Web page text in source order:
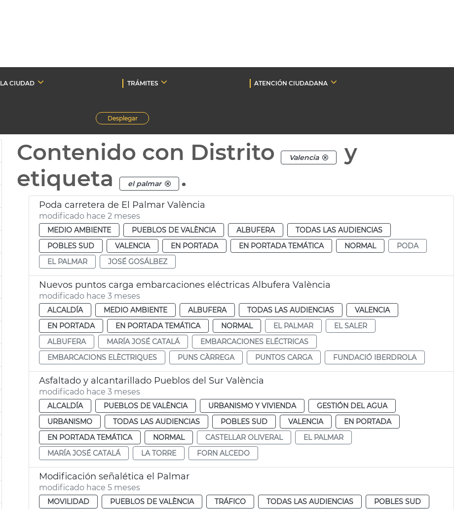
LA CIUDAD TRÁMITES
ATENCIÓN CIUDADANA
Desplegar
Contenido con Distrito Valencia
y
etiqueta
el palmar .
Poda carretera de El Palmar València
modificado hace 2 meses
MEDIO AMBIENTE PUEBLOS DE VALÈNCIA ALBUFERA
TODAS LAS AUDIENCIAS
POBLES SUD
VALENCIA EN PORTADA EN PORTADA TEMÁTICA NORMAL
PODA
EL PALMAR
JOSÉ GOSÁLBEZ
Nuevos puntos carga embarcaciones eléctricas Albufera València
modificado hace 3 meses
ALCALDÍA MEDIO AMBIENTE ALBUFERA TODAS LAS AUDIENCIAS
VALENCIA
EN PORTADA
EN PORTADA TEMÁTICA NORMAL EL PALMAR
EL SALER
ALBUFERA
MARÍA JOSÉ CATALÁ
EMBARCACIONES ELÉCTRICAS
EMBARCACIONS ELÈCTRIQUES
PUNS CÀRREGA PUNTOS CARGA FUNDACIÓ IBERDROLA
Asfaltado y alcantarillado Pueblos del Sur València
modificado hace 3 meses
ALCALDÍA PUEBLOS DE VALÈNCIA URBANISMO Y VIVIENDA
GESTIÓN DEL AGUA
URBANISMO
TODAS LAS AUDIENCIAS POBLES SUD VALENCIA
EN PORTADA
EN PORTADA TEMÁTICA
NORMAL CASTELLAR OLIVERAL
EL PALMAR
MARÍA JOSÉ CATALÁ
LA TORRE FORN ALCEDO
Modificación señalética el Palmar
modificado hace 5 meses
MOVILIDAD PUEBLOS DE VALÈNCIA TRÁFICO TODAS LAS AUDIENCIAS
POBLES SUD